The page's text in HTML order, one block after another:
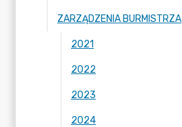
ZARZĄDZENIA BURMISTRZA
2021
2022
2023
2024